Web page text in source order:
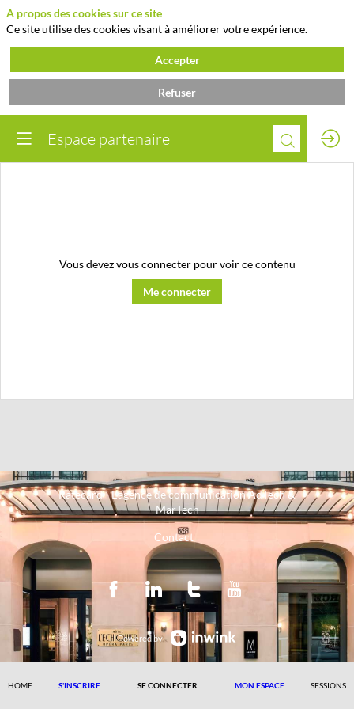
Espace partenaire
Vous devez vous connecter pour voir ce contenu
Me connecter
Ratecard - L'agence de communication AdTech &
MarTech
Contact
Powered by
HOME S'INSCRIRE SE CONNECTER MON ESPACE SESSIONS
A propos des cookies sur ce site
Ce site utilise des cookies visant à améliorer votre expérience.
Accepter
Refuser